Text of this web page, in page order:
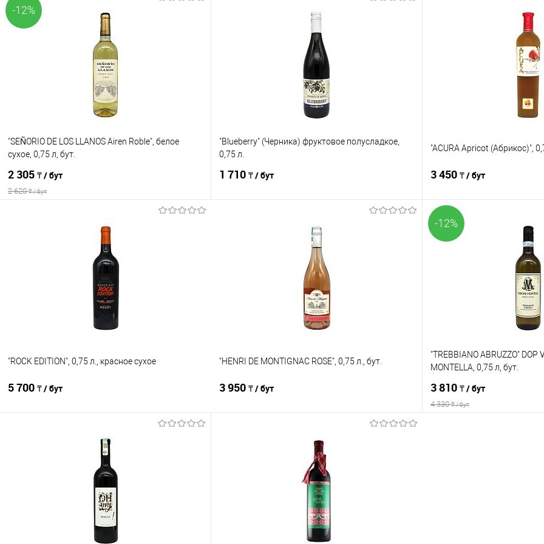
-12%
"SEÑORIO DE LOS LLANOS Airen Roble", белое
сухое, 0,75 л, бут.
2 305 ₸ / бут
2 620₸ / бут
В корзину
"Blueberry" (Черника) фруктовое полусладкое,
0,75 л.
1 710 ₸ / бут
В корзину
"ACURA Apricot (Абрикос)",
3 450 ₸ / бут
В
"ROCK EDITION", 0,75 л., красное сухое
5 700 ₸ / бут
В корзину
"HENRI DE MONTIGNAC ROSE", 0,75 л., бут.
3 950 ₸ / бут
В корзину
-12%
"TREBBIANO ABRUZZO" DOP
MONTELLA, 0,75 л, бут.
3 810 ₸ / бут
4 330₸ / бут